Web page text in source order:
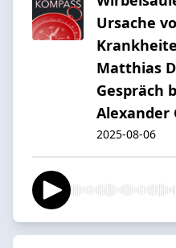
Ursache
Matthias
Gespräch
Alexander
2025-08-06